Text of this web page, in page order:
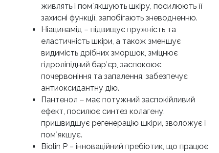
живлять і помʼякшують шкіру, посилюють її
захисні функції, запобігають зневодненню.
Ніацинамід – підвищує пружність та
еластичність шкіри, а також зменшує
видимість дрібних зморшок, зміцнює
гідроліпідний бар’єр, заспокоює
почервоніння та запалення, забезпечує
антиоксидантну дію.
Пантенол – має потужний заспокійливий
ефект, посилює синтез колагену,
пришвидшує регенерацію шкіри, зволожує і
помʼякшує.
Biolin P – інноваційний пребіотик, що працює